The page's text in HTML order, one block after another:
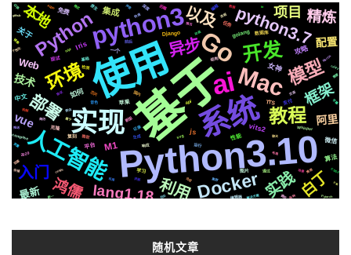
基于
使用
Python3.10
系统
ai
实现
Go
python3
Mac
人工智能
开发
环境
教程
Python
模型
Docker
python3.7
异步
部署
以及
利用 实践
入门
框架
lang1.18
本地
白丁
鸿儒
精炼
项目
vue
技术
阿里
配置
最新
Web
M1
集成
关于
如何
攻略
js
Iris
女神
vits2
中文
微信
免费
算法
苹果
性能
一个
golang
TTS
Django
平台
复刻
学习
支付
克隆
任务
面试
api
图片
数据库
国内
后端
Whisper
深度
记录
编程
通过
新版
svg
生成
结构
运行
音色
响应
compose
原生
芯片
前后
检测
编辑器
基础
2020
微软
动画
爬虫
属于
情况
协议
io
聊天
合成
页面
https
Pytorch
MacOs
简历
快速
布局
个性化
识别 集群
流程
可用
声音
机制
社交
数据
centos
推送
需要
解决方案
格式
字幕
变量
推荐
celery
场景
阻塞
镜像
Apple
各种
存储
遇到
统一
CSS3
github
切换
方案
随机文章